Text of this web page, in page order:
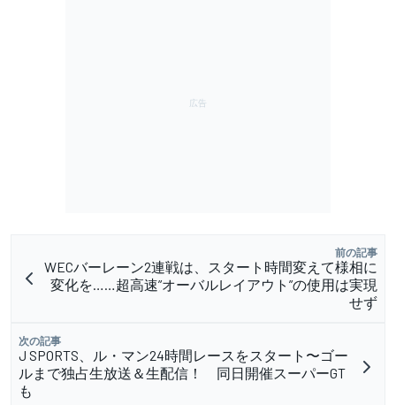
前の記事
WECバーレーン2連戦は、スタート時間変えて様相に
変化を……超高速”オーバルレイアウト”の使用は実現
せず
次の記事
J SPORTS、ル・マン24時間レースをスタート〜ゴー
ルまで独占生放送＆生配信！ 同日開催スーパーGT
も